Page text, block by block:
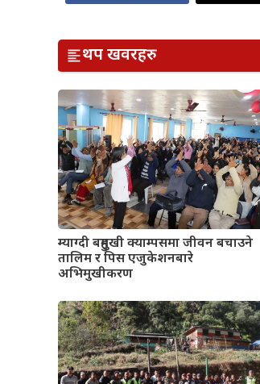
थप खवरहरु
म्याग्दी बहुमुखी क्याम्पसमा जीवन बचाउने
तालिम र पिस एजुकेशनबारे
अभिमुखीकरण